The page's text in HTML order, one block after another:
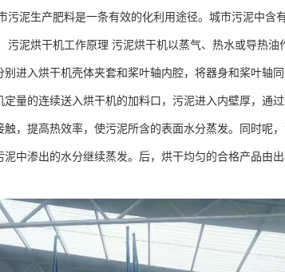
泥生产肥料是一条有效的化利用途径。城市污泥中含
泥烘干机工作原理 污泥烘干机以蒸气、热水或导热油
进入烘干机壳体夹套和桨叶轴内腔，将器身和桨叶轴同
量的连续送入烘干机的加料口，污泥进入内壁厚，通
，提高热效率，使污泥所含的表面水分蒸发。同时呢
中渗出的水分继续蒸发。后，烘干均匀的合格产品由